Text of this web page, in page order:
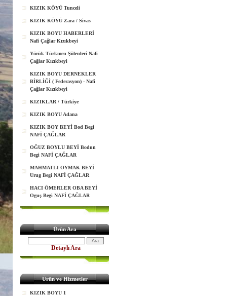
KIZIK KÖYÜ Tunceli
KIZIK KÖYÜ Zara / Sivas
KIZIK BOYU HABERLERİ
Nafi Çağlar Kızıkbeyi
Yörük Türkmen Şölenleri Nafi
Çağlar Kızıkbeyi
KIZIK BOYU DERNEKLER
BİRLİĞİ ( Federasyon) - Nafi
Çağlar Kızıkbeyi
KIZIKLAR / Türkiye
KIZIK BOYU Adana
KIZIK BOY BEYİ Bod Begi
NAFİ ÇAĞLAR
OĞUZ BOYLU BEYİ Bodun
Begi NAFİ ÇAĞLAR
MAHMATLI OYMAK BEYİ
Urug Begi NAFİ ÇAĞLAR
HACI ÖMERLER OBA BEYİ
Oguş Begi NAFİ ÇAĞLAR
Ürün Ara
Detaylı Ara
Ürün ve Hizmetler
KIZIK BOYU 1